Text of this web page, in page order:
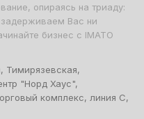
опираясь на триаду:
задерживаем Вас ни
бизнес с IMATO
Тимирязевская,
"Норд Хаус",
комплекс, линия С,